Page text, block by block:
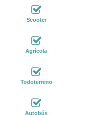
Scooter
Agrícola
Todoterreno
Autobús